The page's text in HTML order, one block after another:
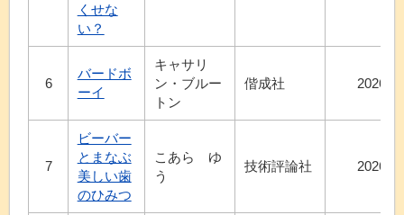
くせな
い？
6
バードボ
ーイ
キャサリ
ン・ブルー
トン
偕成社 2026.7
7
ビーバー
とまなぶ
美しい歯
のひみつ
こあら ゆ
う
技術評論社 2026.7